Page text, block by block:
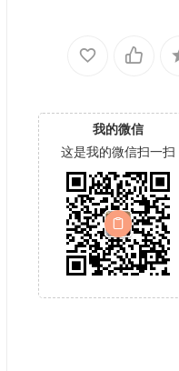
我的微信
这是我的微信扫一扫